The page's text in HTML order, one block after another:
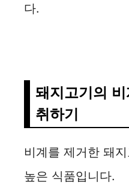
다.
돼지고기의
취하기
비계를 제거한 돼
높은 식품입니다.